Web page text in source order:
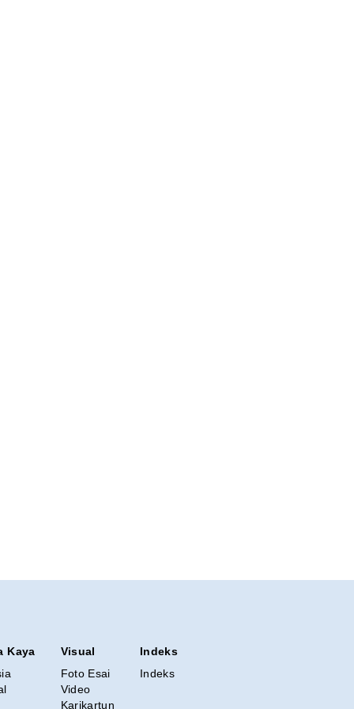
Kaya
Visual
Foto Esai
Video
Karikartun
Indeks
Indeks